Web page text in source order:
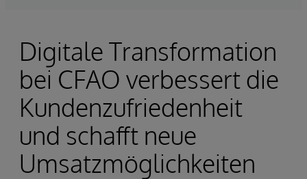
Digitale Transformation
bei CFAO verbessert die
Kundenzufriedenheit
und schafft neue
Umsatzmöglichkeiten